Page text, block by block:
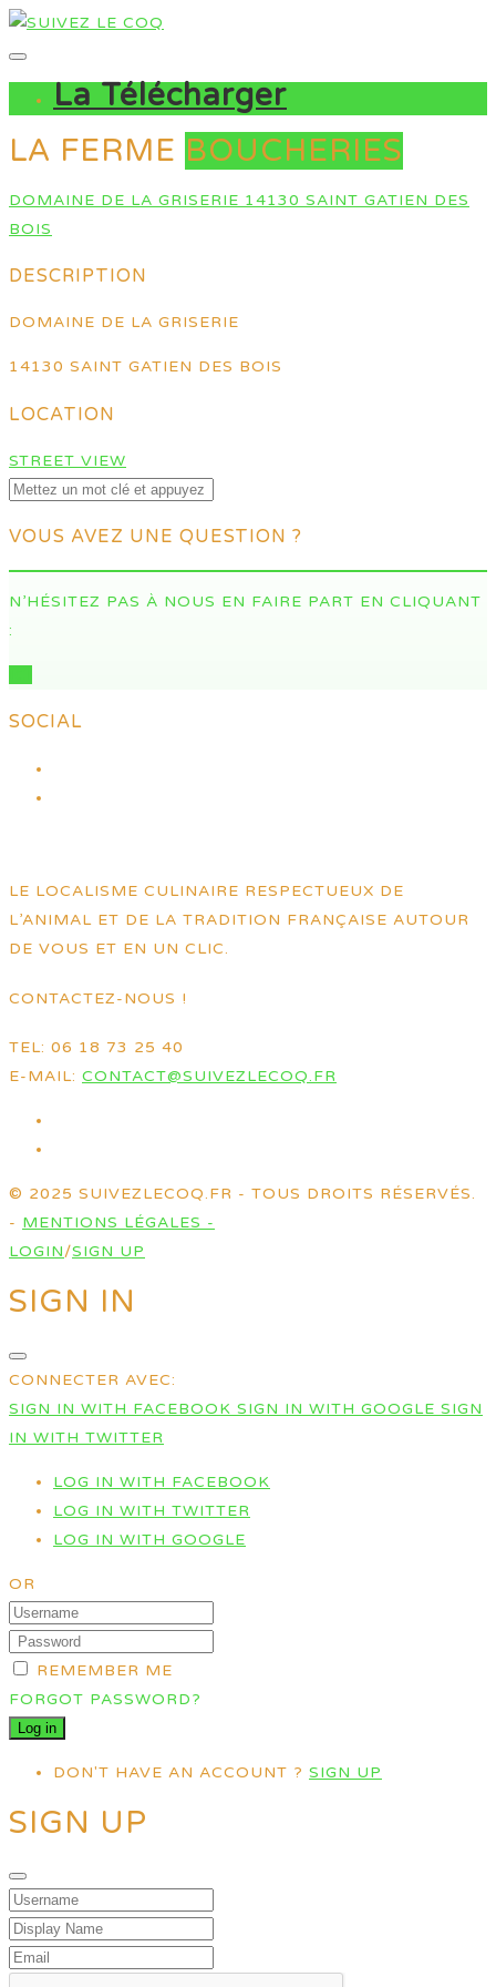
La Télécharger
LA FERME BOUCHERIES
DOMAINE DE LA GRISERIE 14130 SAINT GATIEN DES
BOIS
DESCRIPTION
DOMAINE DE LA GRISERIE
14130 SAINT GATIEN DES BOIS
LOCATION
STREET VIEW
VOUS AVEZ UNE QUESTION ?
N’HÉSITEZ PAS À NOUS EN FAIRE PART EN CLIQUANT
:
SOCIAL
LE LOCALISME CULINAIRE RESPECTUEUX DE
L’ANIMAL ET DE LA TRADITION FRANÇAISE AUTOUR
DE VOUS ET EN UN CLIC.
CONTACTEZ-NOUS !
TEL: 06 18 73 25 40
E-MAIL: CONTACT@SUIVEZLECOQ.FR
© 2025 SUIVEZLECOQ.FR - TOUS DROITS RÉSERVÉS.
- MENTIONS LÉGALES -
LOGIN/SIGN UP
SIGN IN
CONNECTER AVEC:
SIGN IN WITH FACEBOOK SIGN IN WITH GOOGLE SIGN
IN WITH TWITTER
LOG IN WITH FACEBOOK
LOG IN WITH TWITTER
LOG IN WITH GOOGLE
OR
REMEMBER ME
FORGOT PASSWORD?
DON'T HAVE AN ACCOUNT ? SIGN UP
SIGN UP